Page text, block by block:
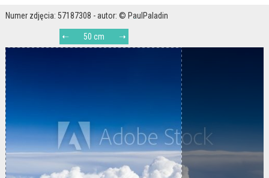
Numer zdjęcia: 57187308 - autor: © PaulPaladin
50 cm